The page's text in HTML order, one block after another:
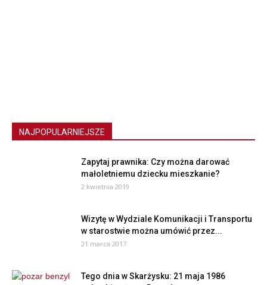
NAJPOPULARNIEJSZE
Zapytaj prawnika: Czy można darować
małoletniemu dziecku mieszkanie?
2 kwietnia 2019
Wizytę w Wydziale Komunikacji i Transportu
w starostwie można umówić przez...
21 marca 2017
Tego dnia w Skarżysku: 21 maja 1986